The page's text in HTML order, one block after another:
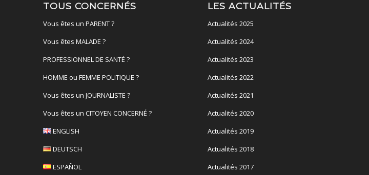
TOUS CONCERNÉS
Vous êtes un PARENT ?
Vous êtes MALADE ?
PROFESSIONNEL DE SANTÉ ?
HOMME ou FEMME POLITIQUE ?
Vous êtes un JOURNALISTE ?
Vous êtes un CITOYEN CONCERNÉ ?
ENGLISH
DEUTSCH
ESPAÑOL
LES ACTUALITÉS
Actualités 2025
Actualités 2024
Actualités 2023
Actualités 2022
Actualités 2021
Actualités 2020
Actualités 2019
Actualités 2018
Actualités 2017